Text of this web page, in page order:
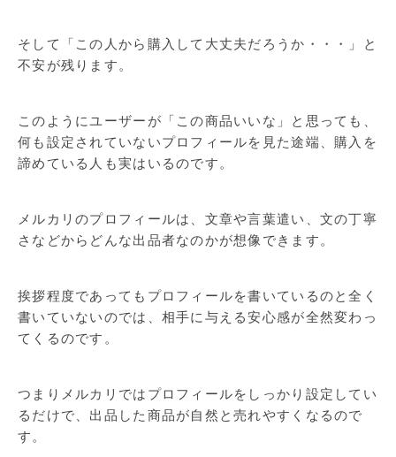
そして「この人から購入して大丈夫だろうか・・・」と
不安が残ります。
このようにユーザーが「この商品いいな」と思っても、
何も設定されていないプロフィールを見た途端、購入を
諦めている人も実はいるのです。
メルカリのプロフィールは、文章や言葉遣い、文の丁寧
さなどからどんな出品者なのかが想像できます。
挨拶程度であってもプロフィールを書いているのと全く
書いていないのでは、相手に与える安心感が全然変わっ
てくるのです。
つまりメルカリではプロフィールをしっかり設定してい
るだけで、出品した商品が自然と売れやすくなるので
す。